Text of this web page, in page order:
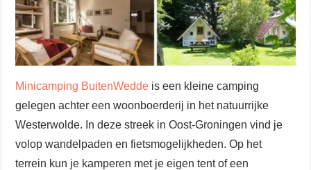
Minicamping BuitenWedde is een kleine camping
gelegen achter een woonboerderij in het natuurrijke
Westerwolde. In deze streek in Oost-Groningen vind je
volop wandelpaden en fietsmogelijkheden. Op het
terrein kun je kamperen met je eigen tent of een